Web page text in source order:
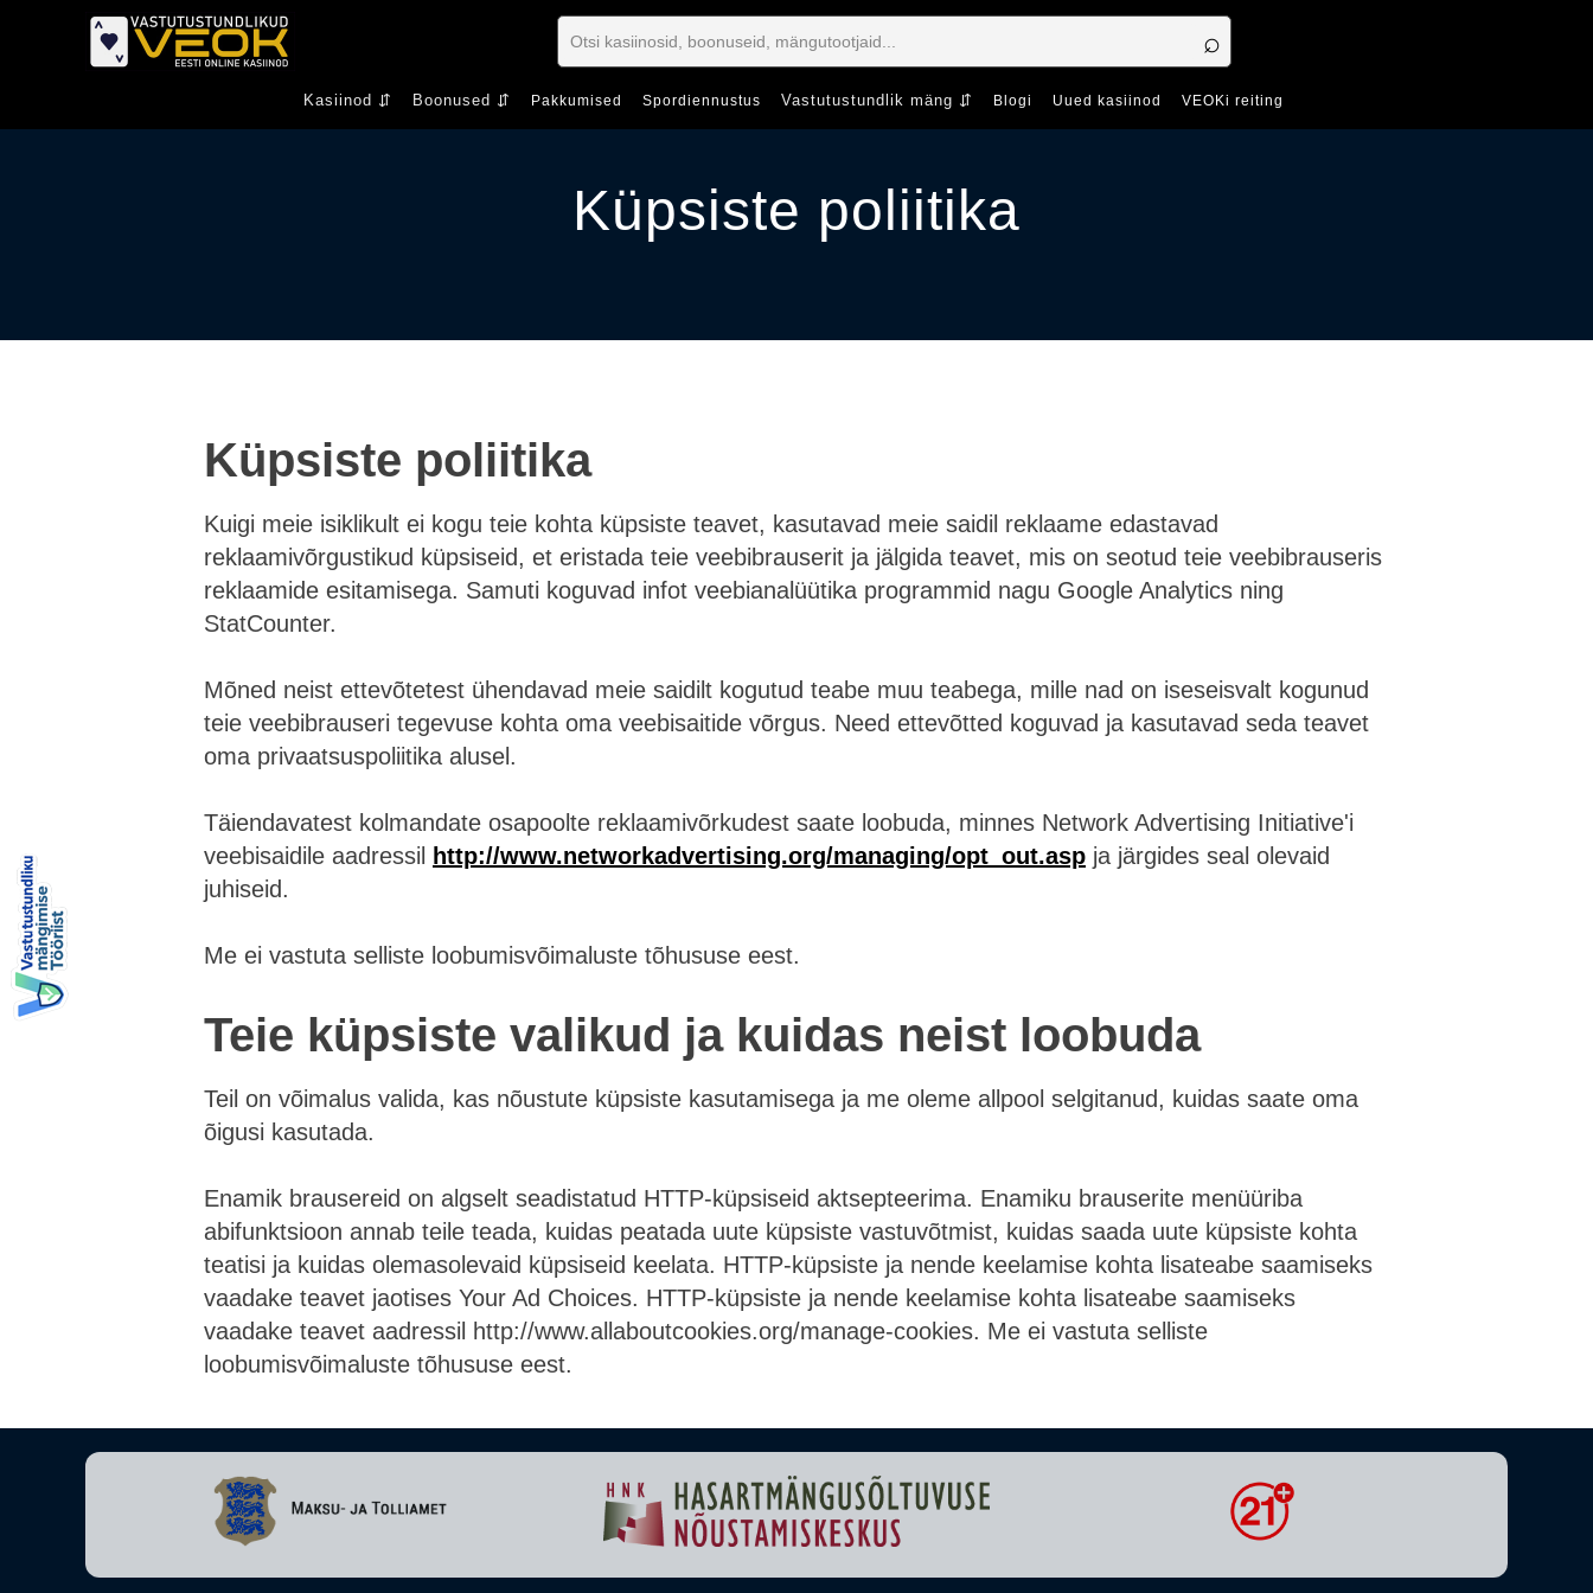
Kasiinod ⇵ Boonused ⇵ Pakkumised Spordiennustus Vastutustundlik mäng ⇵ Blogi Uued kasiinod VEOKi reiting
Küpsiste poliitika
Küpsiste poliitika
Kuigi meie isiklikult ei kogu teie kohta küpsiste teavet, kasutavad meie saidil reklaame edastavad
reklaamivõrgustikud küpsiseid, et eristada teie veebibrauserit ja jälgida teavet, mis on seotud teie veebibrauseris
reklaamide esitamisega. Samuti koguvad infot veebianalüütika programmid nagu Google Analytics ning
StatCounter.
Mõned neist ettevõtetest ühendavad meie saidilt kogutud teabe muu teabega, mille nad on iseseisvalt kogunud
teie veebibrauseri tegevuse kohta oma veebisaitide võrgus. Need ettevõtted koguvad ja kasutavad seda teavet
oma privaatsuspoliitika alusel.
Täiendavatest kolmandate osapoolte reklaamivõrkudest saate loobuda, minnes Network Advertising Initiative'i
veebisaidile aadressil
http://www.networkadvertising.org/managing/opt_out.asp ja järgides seal olevaid
juhiseid.
Me ei vastuta selliste loobumisvõimaluste tõhususe eest.
Teie küpsiste valikud ja kuidas neist loobuda
Teil on võimalus valida, kas nõustute küpsiste kasutamisega ja me oleme allpool selgitanud, kuidas saate oma
õigusi kasutada.
Enamik brausereid on algselt seadistatud HTTP-küpsiseid aktsepteerima. Enamiku brauserite menüüriba
abifunktsioon annab teile teada, kuidas peatada uute küpsiste vastuvõtmist, kuidas saada uute küpsiste kohta
teatisi ja kuidas olemasolevaid küpsiseid keelata. HTTP-küpsiste ja nende keelamise kohta lisateabe saamiseks
vaadake teavet jaotises Your Ad Choices. HTTP-küpsiste ja nende keelamise kohta lisateabe saamiseks
vaadake teavet aadressil http://www.allaboutcookies.org/manage-cookies. Me ei vastuta selliste
loobumisvõimaluste tõhususe eest.